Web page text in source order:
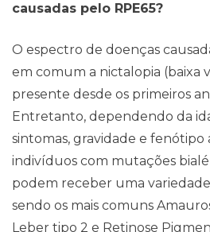
causadas pelo RPE65?
O espectro de doenças
em comum a nictalopia (baixa
presente desde os primeiros
Entretanto, dependendo da
sintomas, gravidade e fenótipo
indivíduos com mutações
podem receber uma
sendo os mais comuns
Leber tipo 2 e Retinose